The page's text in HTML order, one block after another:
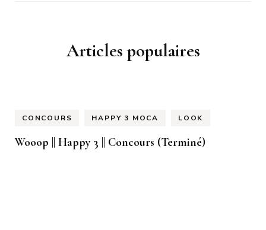
Articles populaires
CONCOURS HAPPY 3 MOCA LOOK
Wooop || Happy 3 || Concours (Terminé)